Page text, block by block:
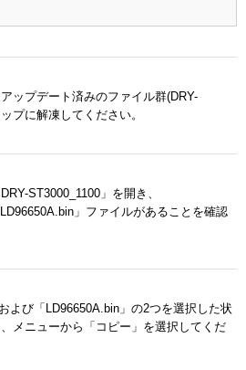
ップデート済みのファイル群(DRY-
プに解凍してください。
ST3000_1100」を開き、
」ファイルがあることを確認
よび「LD96650A.bin」の2つを選択した状
メニューから「コピー」を選択してくだ